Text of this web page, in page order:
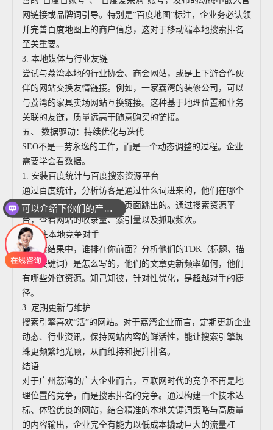
网链接或品牌词引导。特别是“百度地图”标注，企业务必认领
并完善百度地图上的商户信息，这对于移动端本地搜索排名
至关重要。
3. 本地媒体与行业友链
尝试与荔湾本地的行业协会、商会网站，或是上下游合作伙
伴的网站交换友情链接。例如，一家荔湾的装修公司，可以
与荔湾的家具卖场网站互换链接。这种基于地理位置和业务
关联的友链，质量远高于随意购买的链接。
五、 数据驱动：持续优化与迭代
SEO不是一劳永逸的工作，而是一个动态调整的过程。企业
需要学会看数据。
1. 安装百度统计与百度搜索资源平台
通过百度统计，分析访客是通过什么词进来的，他们在哪个
页面停留时间最长，从哪个页面跳出的。通过搜索资源平
台，查看网站的收录量、索引量以及抓取频次。
2. 关注本地竞争对手
在搜索结果中，谁排在你前面？分析他们的TDK（标题、描
述、关键词）是怎么写的，他们的文章更新频率如何，他们
有哪些外链资源。知己知彼，针对性优化，是超越对手的捷
径。
3. 定期更新与维护
搜索引擎喜欢“活”的网站。对于荔湾企业而言，定期更新企业
动态、行业资讯，保持网站内容的鲜活性，能让搜索引擎蜘
蛛更频繁地光顾，从而维持和提升排名。
结语
对于广州荔湾的广大企业而言，互联网时代的竞争不再是地
理位置的竞争，而是搜索排名的竞争。通过构建一个技术达
标、体验优良的网站，结合精准的本地关键词策略与高质量
的内容输出，企业完全有能力以低成本撬动巨大的流量杠
可以介绍下你们的产品么